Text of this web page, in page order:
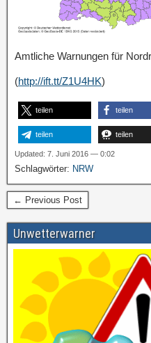
Amtliche Warnungen für
(http://ift.tt/Z1U4HK)
teilen teilen
teilen teilen
Updated: 7. Juni 2016 — 0:02
Schlagwörter: NRW
← Previous Post
Unwetterwarner